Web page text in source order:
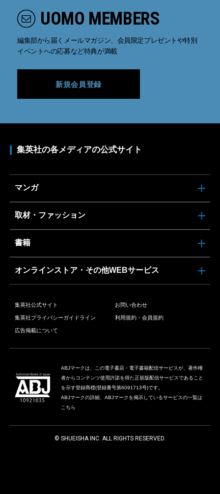
UOMO MEMBERS
編集部から届くメールマガジン、会員限定プレゼントや特別
イベントへの応募など特典が満載
新規会員登録
集英社の各メディアの公式サイト
マンガ
取材・ファッション
書籍
オンラインストア・その他WEBサービス
集英社公式サイト お問い合わせ
集英社プライバシーガイドライン 利用規約・会員規約
広告掲載について
ABJマークは、この電子書店・電子書籍配信サービスが、著作権
者からコンテンツ使用許諾を得た正規版配信サービスであること
を示す登録商標(登録番号第6091713号)です。
ABJマークの詳細、ABJマークを掲示しているサービスの一覧は
こちら
© SHUEISHA INC. ALL RIGHTS RESERVED.